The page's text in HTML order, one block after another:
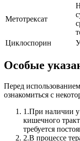
Метотрексат
Циклоспорин
Особые
Перед
ознакомиться с
1.При наличии у
кишечного
требуется
2.В процессе